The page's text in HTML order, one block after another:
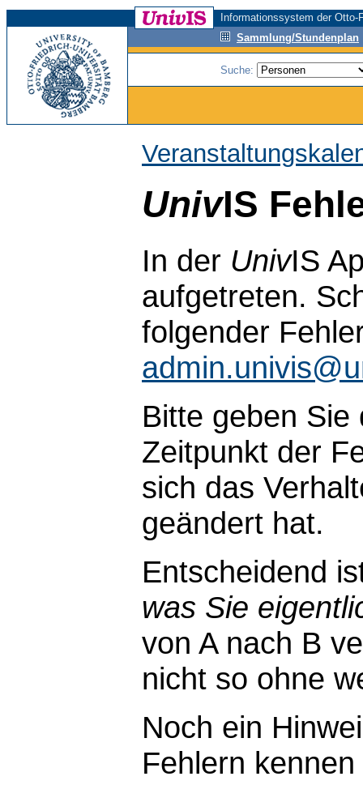
Informationssystem der
Sammlung/Stundenplan
Suche:
UnivIS
In der UnivIS
aufgetreten.
folgender
Bitte geben
Zeitpunkt der
sich das
geändert hat.
Entscheidend
was Sie
von A nach B
nicht so ohne
Noch ein
Fehlern